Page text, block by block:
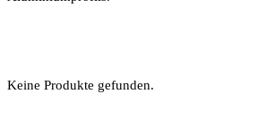
Keine Produkte gefunden.